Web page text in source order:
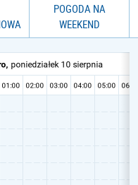
POGODA NA
WEEKEND